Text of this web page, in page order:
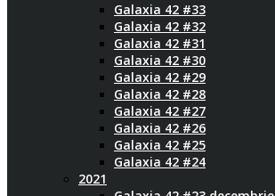
Galaxia 42 #33
Galaxia 42 #32
Galaxia 42 #31
Galaxia 42 #30
Galaxia 42 #29
Galaxia 42 #28
Galaxia 42 #27
Galaxia 42 #26
Galaxia 42 #25
Galaxia 42 #24
2021